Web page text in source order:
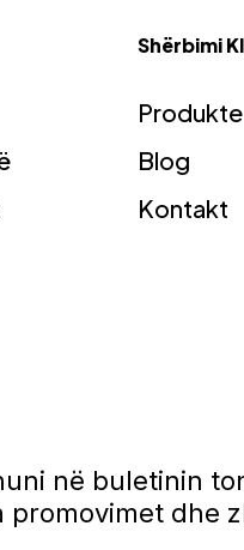
Shërbimi
Produkte
Blog
Kontakt
në buletinin
promovimet dhe